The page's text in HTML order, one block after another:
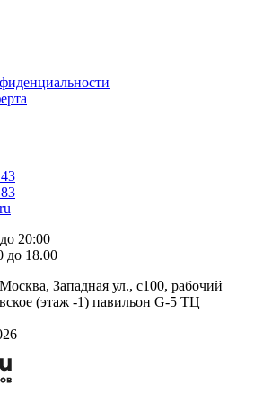
20:00
до 18.00
Москва, Западная ул., с100, рабочий
(этаж -1) павильон G-5 ТЦ